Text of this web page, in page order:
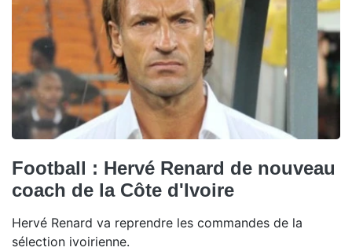
Football : Hervé Renard de nouveau
coach de la Côte d'Ivoire
Hervé Renard va reprendre les commandes de la
sélection ivoirienne.